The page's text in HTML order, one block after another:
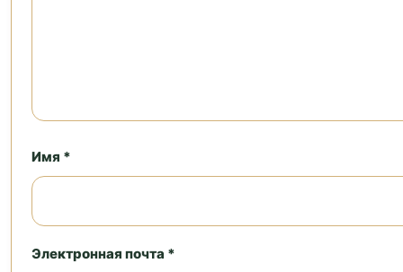
Имя *
Электронная почта *